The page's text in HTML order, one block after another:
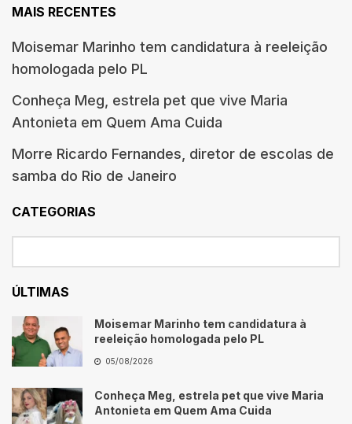
MAIS RECENTES
Moisemar Marinho tem candidatura à reeleição
homologada pelo PL
Conheça Meg, estrela pet que vive Maria
Antonieta em Quem Ama Cuida
Morre Ricardo Fernandes, diretor de escolas de
samba do Rio de Janeiro
CATEGORIAS
ÚLTIMAS
Moisemar Marinho tem candidatura à
reeleição homologada pelo PL
05/08/2026
Conheça Meg, estrela pet que vive Maria
Antonieta em Quem Ama Cuida